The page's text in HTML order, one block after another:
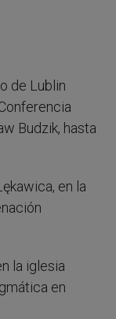
de Lublin
Budzik, hasta
en la
la iglesia
en